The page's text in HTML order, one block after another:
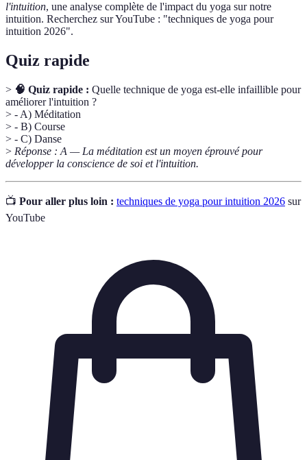
l'intuition, une analyse complète de l'impact du yoga sur notre
intuition. Recherchez sur YouTube : "techniques de yoga pour
intuition 2026".
Quiz rapide
> 🧠 Quiz rapide : Quelle technique de yoga est-elle infaillible pour
améliorer l'intuition ?
> - A) Méditation
> - B) Course
> - C) Danse
> Réponse : A — La méditation est un moyen éprouvé pour
développer la conscience de soi et l'intuition.
📺 Pour aller plus loin : techniques de yoga pour intuition 2026 sur
YouTube